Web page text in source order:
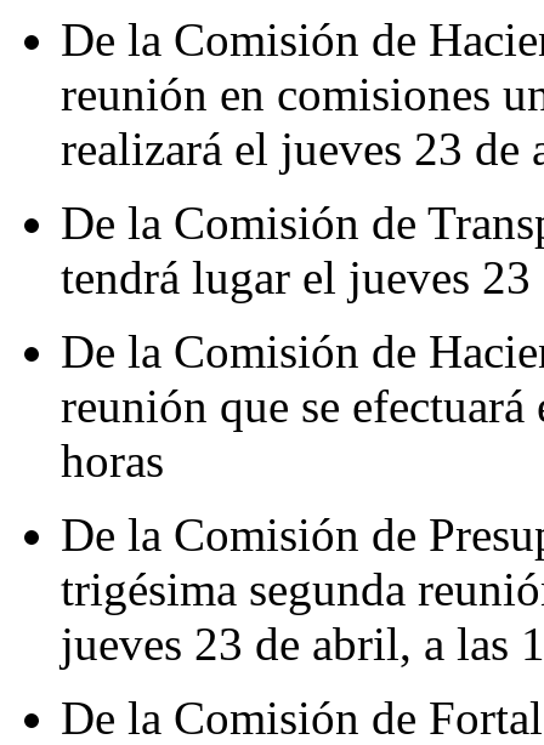
De la Comisión de
reunión en comisiones
realizará el jueves 23 de
De la Comisión de
tendrá lugar el jueves
De la Comisión de
reunión que se
horas
De la Comisión de
trigésima segunda
jueves 23 de abril, a las
De la Comisión de